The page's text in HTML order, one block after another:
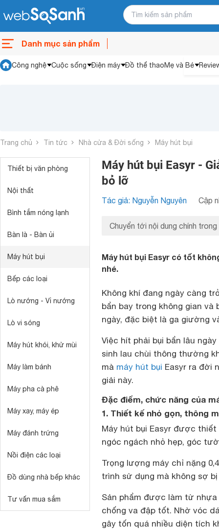
Danh mục sản phẩm
Công nghệ Cuộc sống Điện máy Đồ thể thaoMẹ và Bé
Trang chủ Tin tức Nhà cửa & Đời sống Máy hút bụi
Thiết bị văn phòng
Nội thất
Bình tắm nóng lạnh
Bàn là - Bàn ủi
Máy hút bụi
Bếp các loại
Lò nướng - Vỉ nướng
Lò vi sóng
Máy hút khói, khử mùi
Máy làm bánh
Máy pha cà phê
Máy xay, máy ép
Máy đánh trứng
Nồi điện các loại
Đồ dùng nhà bếp khác
Tư vấn mua sắm
Máy hút bụi Easyr -
bỏ lỡ
Tác giả: Nguyễn Nguyên Cập
Chuyển tới nội dung chính trong
Máy hút bụi Easyr có tốt
nhé.
Không khí đang ngày càng
bẩn bay trong không gian
ngày, đặc biệt là ga giường
Việc hít phải bụi bẩn lâu
sinh lau chùi thông thường
mà máy hút bụi Easyr ra đời
giải này.
Đặc điểm, chức năng của
1. Thiết kế nhỏ gọn, thông
Máy hút bụi Easyr được thiết
ngóc ngách nhỏ hẹp, góc
Trọng lượng máy chỉ nặng
trình sử dụng mà không sợ
Sản phẩm được làm từ
chống va đập tốt. Nhờ vóc
gây tốn quá nhiều diện tích